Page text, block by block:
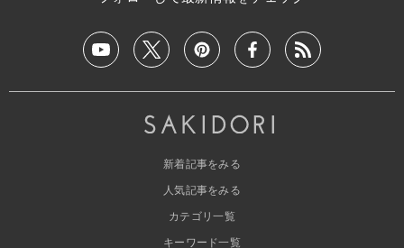
新着記事をみる
人気記事をみる
カテゴリ一覧
キーワード一覧